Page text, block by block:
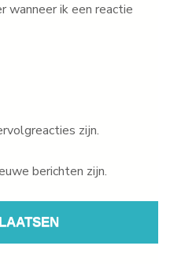
wanneer ik een reactie
zijn.
berichten zijn.